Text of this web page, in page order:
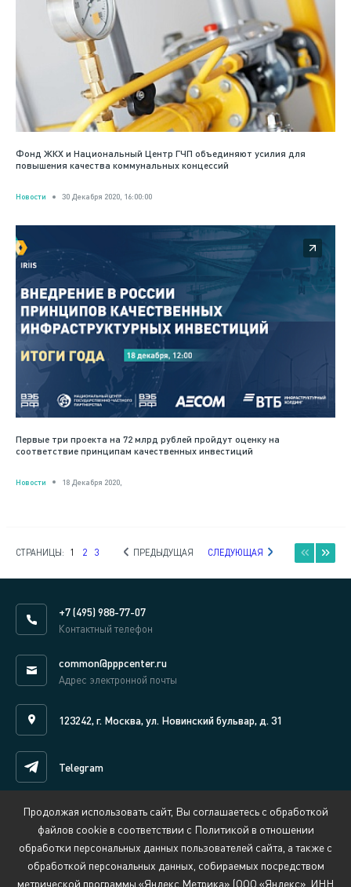
Фонд ЖКХ и Национальный Центр ГЧП объединяют усилия для
повышения качества коммунальных концессий
Новости 30 Декабря 2020, 16:00:00
Первые три проекта на 72 млрд рублей пройдут оценку на
соответствие принципам качественных инвестиций
Новости 18 Декабря 2020,
СТРАНИЦЫ: 1 2 3 ПРЕДЫДУЩАЯ СЛЕДУЮЩАЯ
+7 (495) 988-77-07
Контактный телефон
common@pppcenter.ru
Адрес электронной почты
123242, г. Москва, ул. Новинский бульвар, д. 31
Telegram
Написать нам онлайн
Продолжая использовать сайт, Вы соглашаетесь с обработкой
файлов cookie в соответствии с Политикой в отношении
обработки персональных данных пользователей сайта, а также с
обработкой персональных данных, собираемых посредством
метрической программы «Яндекс Метрика» (ООО «Яндекс», ИНН